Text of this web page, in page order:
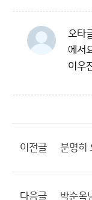
오타
에서
이우
이전글
다음글 박순옥